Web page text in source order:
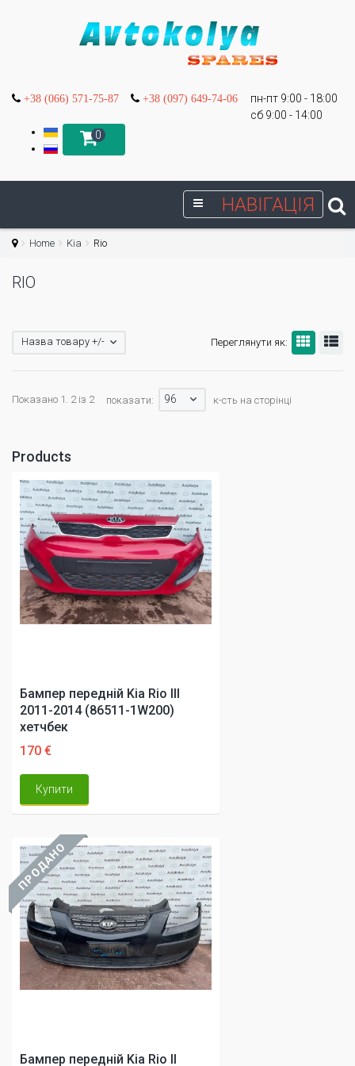
+38 (066) 571-75-87 +38 (097) 649-74-06
пн-пт 9:00 - 18:00
сб 9:00 - 14:00
0
НАВІГАЦІЯ
Home Kia Rio
RIO
Переглянути як:
Назва товару +/-
Показано 1. 2 із 2 показати: 96 к-сть на сторінці
Products
Бампер передній Kia Rio III
2011-2014 (86511-1W200)
хетчбек
170 €
Купити
ПРОДАНО
Бампер передній Kia Rio II